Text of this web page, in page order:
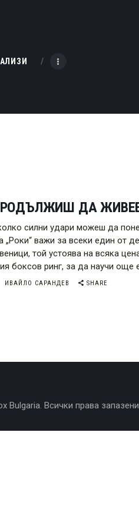
ДА
силни удари можеш да
важи за всеки един от
той устоява на всяка
боксов ринг, за да научи още
ИВАЙЛО САРАНДЕВ SHARE
Bulgaria. Всички права